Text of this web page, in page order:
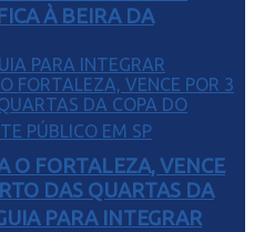
PARA INTEGRAR
À BEIRA DA
O FORTALEZA, VENCE
DAS QUARTAS DA